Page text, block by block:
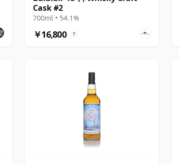
Cask #2
700ml • 54.1%
￥16,800 ?